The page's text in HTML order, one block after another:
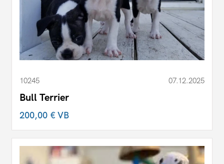
10245 07.12.2025
Bull Terrier
200,00 €VB